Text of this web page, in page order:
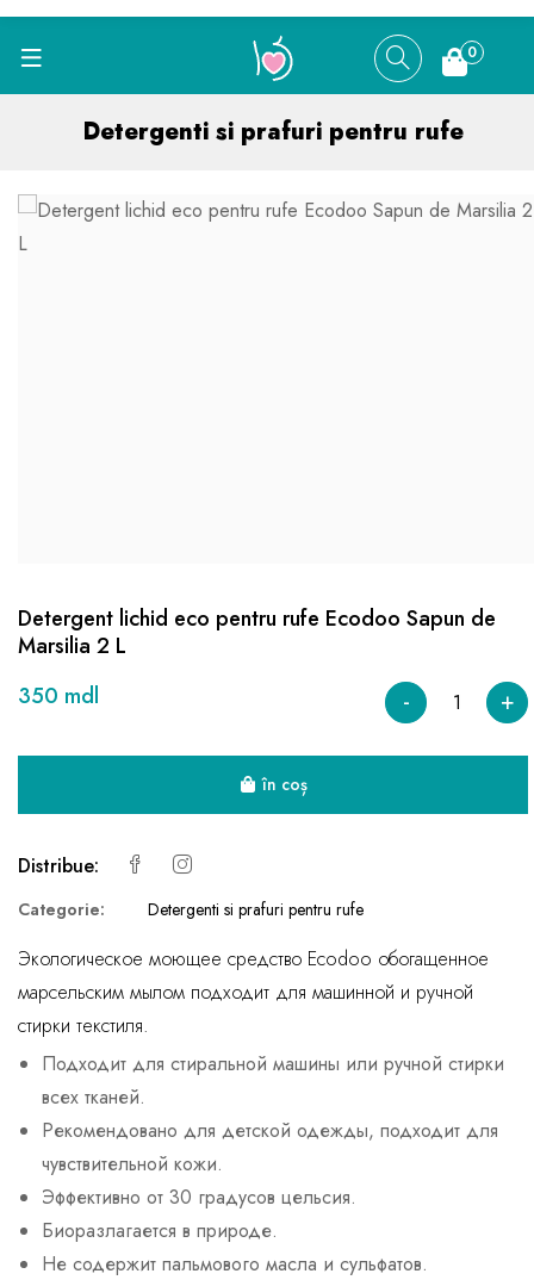
0
Detergenti si prafuri pentru rufe
Detergent lichid eco pentru rufe Ecodoo Sapun de
Marsilia 2 L
350 mdl
- +
în coș
Distribue:
Categorie: Detergenti si prafuri pentru rufe
Экологическое моющее средство Ecodoo обогащенное
марсельским мылом подходит для машинной и ручной
стирки текстиля.
Подходит для стиральной машины или ручной стирки
всех тканей.
Рекомендовано для детской одежды, подходит для
чувствительной кожи.
Эффективно от 30 градусов цельсия.
Биоразлагается в природе.
Не содержит пальмового масла и сульфатов.